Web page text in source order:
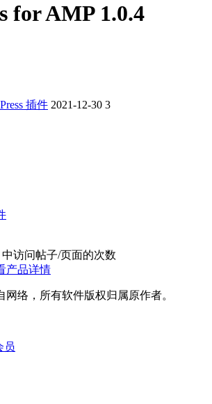
for AMP 1.0.4
插件 2021-12-30 3
访问帖子/页面的次数
产品详情
络，所有软件版权归属原作者。
员